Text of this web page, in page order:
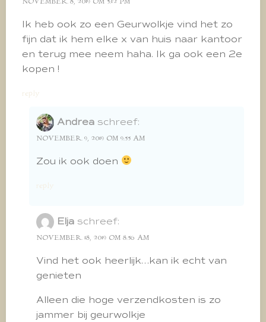
Ik heb ook zo een Geurwolkje vind het zo
fijn dat ik hem elke x van huis naar kantoor
en terug mee neem haha. Ik ga ook een 2e
kopen !
reply
Andrea schreef:
NOVEMBER 9, 2019 OM 9:55 AM
Zou ik ook doen
reply
Elja schreef:
NOVEMBER 18, 2019 OM 8:56 AM
Vind het ook heerlijk…kan ik echt van
genieten
Alleen die hoge verzendkosten is zo
jammer bij geurwolkje